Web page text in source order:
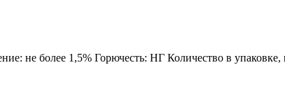
не более 1,5% Горючесть: НГ Количество в упаковке,